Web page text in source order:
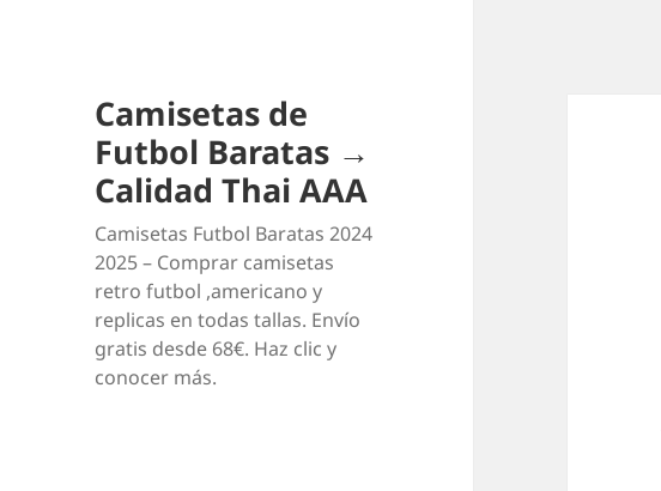
Camisetas de
Futbol Baratas →
Calidad Thai AAA
Camisetas Futbol Baratas 2024
2025 – Comprar camisetas
retro futbol ,americano y
replicas en todas tallas. Envío
gratis desde 68€. Haz clic y
conocer más.